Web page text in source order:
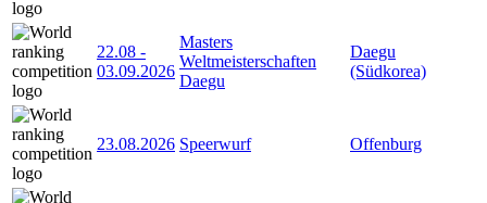
22.08 -
03.09.2026
Masters
Weltmeisterschaften
Daegu
Daegu
(Südkorea)
23.08.2026 Speerwurf Offenburg